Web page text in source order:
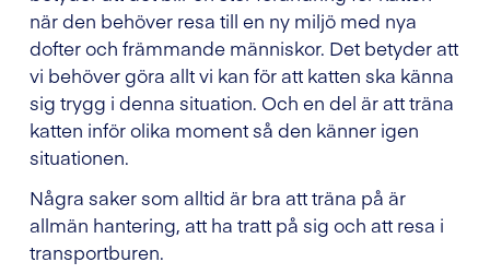
när den behöver resa till en ny miljö med nya
dofter och främmande människor. Det betyder att
vi behöver göra allt vi kan för att katten ska känna
sig trygg i denna situation. Och en del är att träna
katten inför olika moment så den känner igen
situationen.
Några saker som alltid är bra att träna på är
allmän hantering, att ha tratt på sig och att resa i
transportburen.